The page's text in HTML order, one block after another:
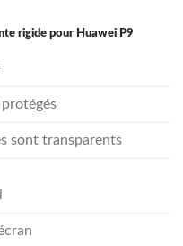
rigide pour Huawei P9
protégés
sont transparents